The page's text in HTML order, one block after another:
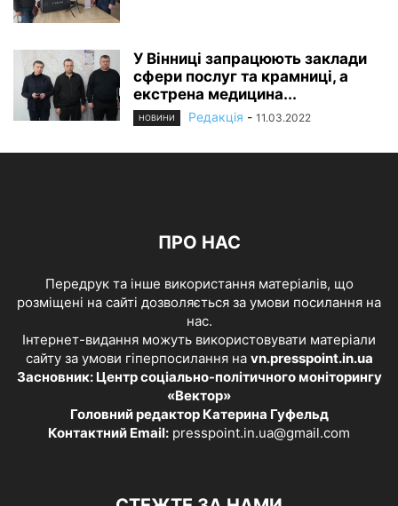
У Вінниці запрацюють заклади
сфери послуг та крамниці, а
екстрена медицина...
НОВИНИ Редакція - 11.03.2022
ПРО НАС
Передрук та інше використання матеріалів, що
розміщені на сайті дозволяється за умови посилання на
нас.
Інтернет-видання можуть використовувати матеріали
сайту за умови гіперпосилання на vn.presspoint.in.ua
Засновник: Центр соціально-політичного моніторингу
«Вектор»
Головний редактор Катерина Гуфельд
Контактний Email: presspoint.in.ua@gmail.com